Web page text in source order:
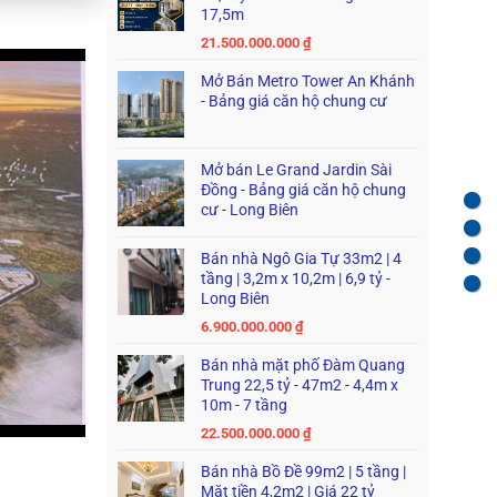
17,5m
21.500.000.000₫
Mở Bán Metro Tower An Khánh
- Bảng giá căn hộ chung cư
Mở bán Le Grand Jardin Sài
Đồng - Bảng giá căn hộ chung
cư - Long Biên
Bán nhà Ngô Gia Tự 33m2 | 4
tầng | 3,2m x 10,2m | 6,9 tỷ -
Long Biên
6.900.000.000₫
Bán nhà mặt phố Đàm Quang
Trung 22,5 tỷ - 47m2 - 4,4m x
10m - 7 tầng
22.500.000.000₫
Bán nhà Bồ Đề 99m2 | 5 tầng |
Mặt tiền 4,2m2 | Giá 22 tỷ